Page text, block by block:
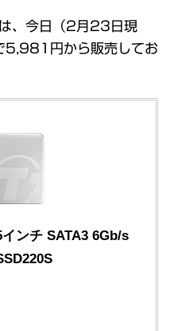
、今日（2月23日現
5,981円から販売してお
ンチ SATA3 6Gb/s